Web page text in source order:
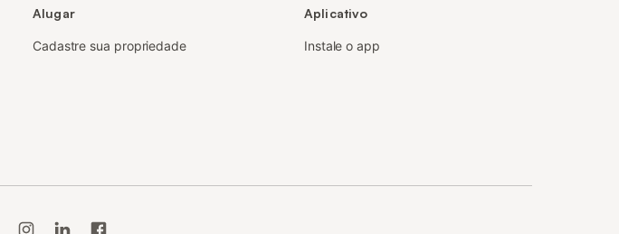
Alugar
Cadastre sua propriedade
Aplicativo
Instale o app